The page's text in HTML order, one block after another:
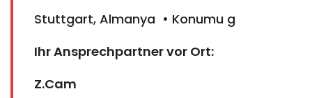
Stuttgart, Almanya • Konumu g
Ihr Ansprechpartner vor Ort:
Z.Cam